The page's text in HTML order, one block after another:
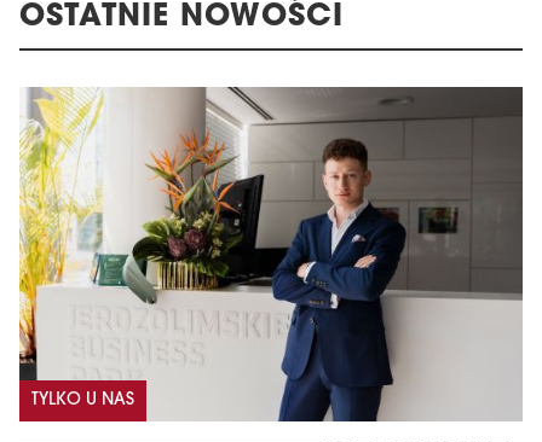
OSTATNIE NOWOŚCI
TYLKO U NAS